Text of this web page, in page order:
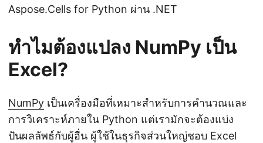
Aspose.Cells for Python ผ่าน .NET
ทำไมต้องแปลง NumPy เป็น
Excel?
NumPy เป็นเครื่องมือที่เหมาะสำหรับการคำนวณและ
การวิเคราะห์ภายใน Python แต่เรามักจะต้องแบ่ง
ปันผลลัพธ์กับผู้อื่น ผู้ใช้ในธุรกิจส่วนใหญ่ชอบ Excel